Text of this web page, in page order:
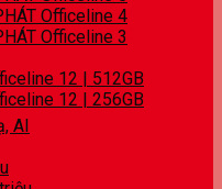
Officeline 4
Officeline 3
12 | 512GB
12 | 256GB
AI